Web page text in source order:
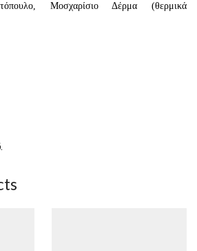
Μοσχαρίσιο Δέρμα (θερμικά